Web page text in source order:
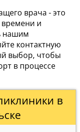
врача - это
и
нашим
контактную
выбор, чтобы
в процессе
в